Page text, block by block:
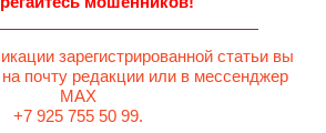
зарегистрированной статьи вы
почту редакции или в мессенджер
MAX
+7 925 755 50 99.